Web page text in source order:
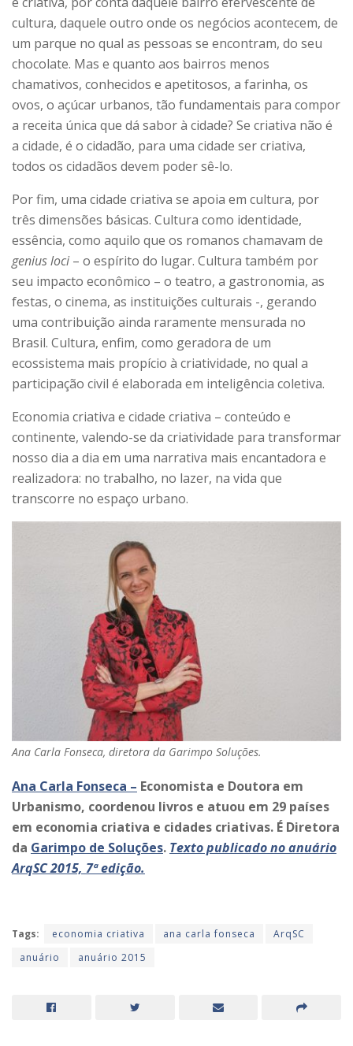
cultura, daquele outro onde os negócios acontecem, de
um parque no qual as pessoas se encontram, do seu
chocolate. Mas e quanto aos bairros menos
chamativos, conhecidos e apetitosos, a farinha, os
ovos, o açúcar urbanos, tão fundamentais para compor
a receita única que dá sabor à cidade? Se criativa não é
a cidade, é o cidadão, para uma cidade ser criativa,
todos os cidadãos devem poder sê-lo.
Por fim, uma cidade criativa se apoia em cultura, por
três dimensões básicas. Cultura como identidade,
essência, como aquilo que os romanos chamavam de
genius loci – o espírito do lugar. Cultura também por
seu impacto econômico – o teatro, a gastronomia, as
festas, o cinema, as instituições culturais -, gerando
uma contribuição ainda raramente mensurada no
Brasil. Cultura, enfim, como geradora de um
ecossistema mais propício à criatividade, no qual a
participação civil é elaborada em inteligência coletiva.
Economia criativa e cidade criativa – conteúdo e
continente, valendo-se da criatividade para transformar
nosso dia a dia em uma narrativa mais encantadora e
realizadora: no trabalho, no lazer, na vida que
transcorre no espaço urbano.
Ana Carla Fonseca, diretora da Garimpo Soluções.
Ana Carla Fonseca – Economista e Doutora em
Urbanismo, coordenou livros e atuou em 29 países
em economia criativa e cidades criativas. É Diretora
da Garimpo de Soluções. Texto publicado no anuário
ArqSC 2015, 7ª edição.
Tags: economia criativa ana carla fonseca
ArqSC
anuário
anuário 2015